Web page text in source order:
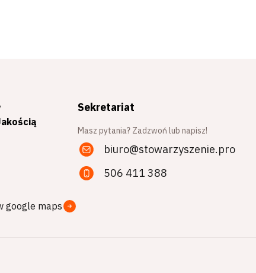
google maps
Sekretariat
Masz pytania? Zadzwoń lub napisz!
biuro@stowarzyszenie.pro
506 411 388